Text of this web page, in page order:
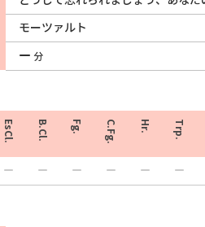
モーツァルト
分
EsCl. B.Cl. Fg. C.Fg. Hr. Trp.